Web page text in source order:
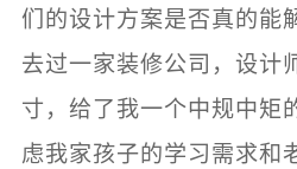
们的设计方案是否真的能
去过一家装修公司，设计
寸，给了我一个中规中矩
虑我家孩子的学习需求和